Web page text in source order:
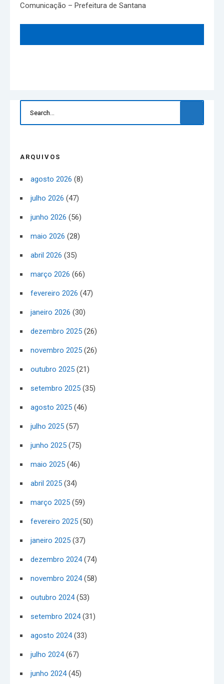
Comunicação – Prefeitura de Santana
ARQUIVOS
agosto 2026 (8)
julho 2026 (47)
junho 2026 (56)
maio 2026 (28)
abril 2026 (35)
março 2026 (66)
fevereiro 2026 (47)
janeiro 2026 (30)
dezembro 2025 (26)
novembro 2025 (26)
outubro 2025 (21)
setembro 2025 (35)
agosto 2025 (46)
julho 2025 (57)
junho 2025 (75)
maio 2025 (46)
abril 2025 (34)
março 2025 (59)
fevereiro 2025 (50)
janeiro 2025 (37)
dezembro 2024(74)
novembro 2024(58)
outubro 2024(53)
setembro 2024(31)
agosto 2024(33)
julho 2024(67)
junho 2024(45)